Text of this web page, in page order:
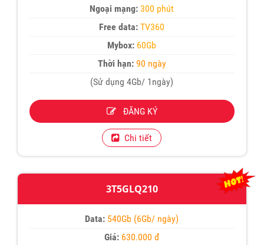
Ngoại mạng: 300 phút
Free data: TV360
Mybox: 60Gb
Thời hạn:90 ngày
(Sử dụng 4Gb/ 1ngày)
ĐĂNG KÝ
Chi tiết
3T5GLQ210
Data: 540Gb (6Gb/ ngày)
Giá: 630.000 đ